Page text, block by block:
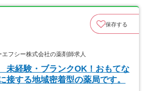
保存する
フシー株式会社の薬剤師求人
未経験・ブランクOK！おもてな
接する地域密着型の薬局です。